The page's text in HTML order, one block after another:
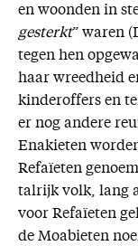
en woonden in
gesterkt” waren
tegen hen
haar wreedheid
kinderoffers en
er nog andere
Enakieten
Refaïeten
talrijk volk, lang
voor Refaïeten
de Moabieten